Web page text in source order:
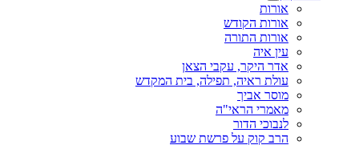
אורות
אורות הקודש
אורות התורה
עין איה
אדר היקר, עקבי הצאן
עולת ראיה, תפילה, בית המקדש
מוסר אביך
מאמרי הראי"ה
לנבוכי הדור
הרב קוק על פרשת שבוע